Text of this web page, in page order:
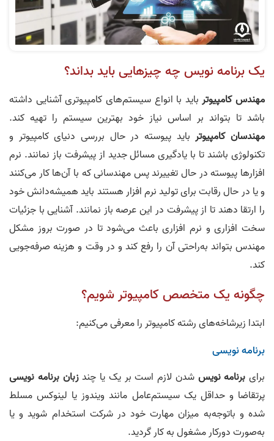
یک برنامه‌ نویس چه چیزهایی باید بداند؟
مهندس کامپیوترباید با انواع سیستم‌های کامپیوتری آشنایی داشته
باشد تا بتواند بر اساس نیاز خود بهترین سیستم را تهیه کند.
مهندسان کامپیوترباید پیوسته در حال بررسی دنیای کامپیوتر و
تکنولوژی باشند تا با یادگیری مسائل جدید از پیشرفت باز نمانند. نرم‌
افزارها پیوسته در حال تغییرند پس مهندسانی که با آن‌ها کار می‌کنند
و یا در حال رقابت برای تولید نرم‌ افزار هستند باید همیشه‌دانش خود
را ارتقا دهند تا از پیشرفت در این عرصه باز نمانند. آشنایی با جزئیات
سخت افزاری و نرم‌ افزاری باعث می‌شود تا در صورت بروز مشکل
مهندس بتواند به‌راحتی آن را رفع کند و در وقت و هزینه صرفه‌جویی
کند.
چگونه یک متخصص کامپیوتر شویم؟
ابتدا زیرشاخه‌های رشته کامپیوتر را معرفی می‌کنیم:
برنامه‌ نویسی
برای برنامه‌ نویس شدن لازم است بر یک یا چندزبان برنامه‌ نویسی
پرتقاضا و حداقل یک سیستم‌عامل مانند ویندوز یا لینوکس مسلط
شده و باتوجه‌به میزان مهارت خود در شرکت استخدام شوید و یا
به‌صورت دورکار مشغول به کار گردید.